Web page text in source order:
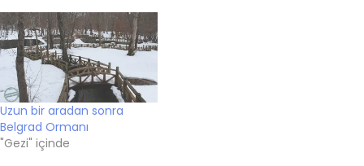
Uzun bir aradan sonra
Belgrad Ormanı
"Gezi" içinde